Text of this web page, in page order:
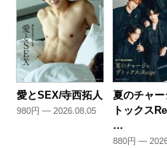
愛とSEX/寺西拓人
980円 — 2026.08.05
夏のチャー
トックス
…
880円 —